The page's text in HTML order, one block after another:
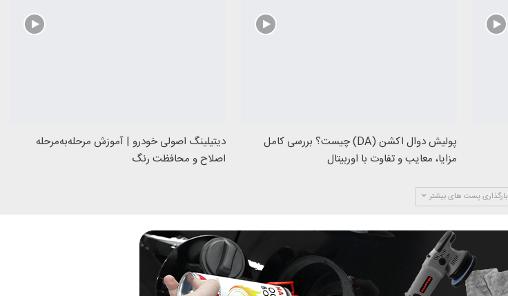
پولیش دوال اکشن (DA) چیست؟ بررسی کامل
مزایا، معایب و تفاوت با اوربیتال
دیتیلینگ اصولی خودرو | آموزش مرحله‌به‌مرحله
اصلاح و محافظت رنگ
بارگذاری پست های بیشتر